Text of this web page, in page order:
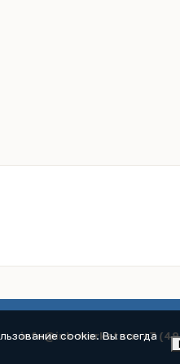
info@ink-market.ru·+7
cookie. Вы всегда